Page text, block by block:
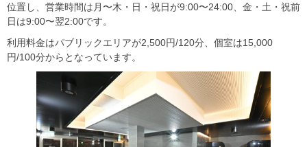
位置し、営業時間は月〜木・日・祝日が9:00〜24:00、金・土・祝前
日は9:00〜翌2:00です。
利用料金はパブリックエリアが2,500円/120分、個室は15,000
円/100分からとなっています。